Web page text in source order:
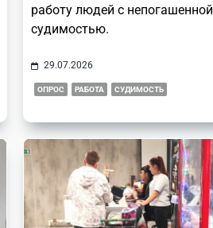
работу людей с непогашенной
судимостью.
29.07.2026
ОПРОС РАБОТА СУДИМОСТЬ